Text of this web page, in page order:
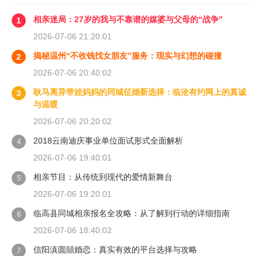
1
相亲迷局：27岁的我与不靠谱的媒婆与父母的“战争”
2026-07-06 21:20:01
2
揭秘温州“不收钱找女朋友”服务：现实与幻想的碰撞
2026-07-06 20:40:02
3
耿马离异带娃妈妈的同城征婚新选择：临沧有约网上的真诚
与温暖
2026-07-06 20:20:02
4
2018云南迪庆事业单位面试形式全面解析
2026-07-06 19:40:01
5
相亲节目：从传统到现代的爱情新舞台
2026-07-06 19:20:01
6
临高县同城相亲报名全攻略：从了解到行动的详细指南
2026-07-06 18:40:02
7 信阳滇圆囍婚恋：真实有效的平台选择与攻略